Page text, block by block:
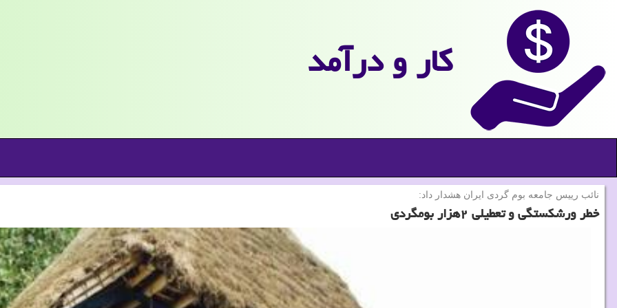
كار و درآمد
نائب رییس جامعه بوم گردی ایران هشدار داد:
خطر ورشكستگی و تعطیلی ۲هزار بومگردی